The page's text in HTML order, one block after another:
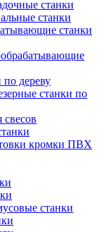
станки
станки
станки
дереву
станки по
свесов
кромки ПВХ
станки